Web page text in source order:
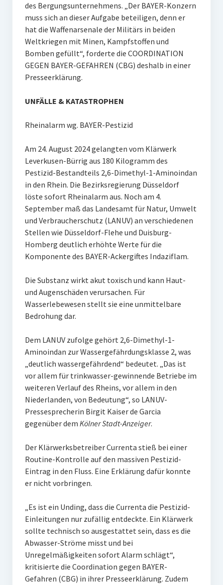
des Bergungsunternehmens. „Der BAYER-Konzern
muss sich an dieser Aufgabe beteiligen, denn er
hat die Waffenarsenale der Militärs in beiden
Weltkriegen mit Minen, Kampfstoffen und
Bomben gefüllt“, forderte die COORDINATION
GEGEN BAYER-GEFAHREN (CBG) deshalb in einer
Presseerklärung.
UNFÄLLE & KATASTROPHEN
Rheinalarm wg. BAYER-Pestizid
Am 24. August 2024 gelangten vom Klärwerk
Leverkusen-Bürrig aus 180 Kilogramm des
Pestizid-Bestandteils 2,6-Dimethyl-1-Aminoindan
in den Rhein. Die Bezirksregierung Düsseldorf
löste sofort Rheinalarm aus. Noch am 4.
September maß das Landesamt für Natur, Umwelt
und Verbraucherschutz (LANUV) an verschiedenen
Stellen wie Düsseldorf-Flehe und Duisburg-
Homberg deutlich erhöhte Werte für die
Komponente des BAYER-Ackergiftes Indaziflam.
Die Substanz wirkt akut toxisch und kann Haut-
und Augenschäden verursachen. Für
Wasserlebewesen stellt sie eine unmittelbare
Bedrohung dar.
Dem LANUV zufolge gehört 2,6-Dimethyl-1-
Aminoindan zur Wassergefährdungsklasse 2, was
„deutlich wassergefährdend“ bedeutet. „Das ist
vor allem für trinkwasser-gewinnende Betriebe im
weiteren Verlauf des Rheins, vor allem in den
Niederlanden, von Bedeutung“, so LANUV-
Pressesprecherin Birgit Kaiser de Garcia
gegenüber dem Kölner Stadt-Anzeiger.
Der Klärwerksbetreiber Currenta stieß bei einer
Routine-Kontrolle auf den massiven Pestizid-
Eintrag in den Fluss. Eine Erklärung dafür konnte
er nicht vorbringen.
„Es ist ein Unding, dass die Currenta die Pestizid-
Einleitungen nur zufällig entdeckte. Ein Klärwerk
sollte technisch so ausgestattet sein, dass es die
Abwasser-Ströme misst und bei
Unregelmäßigkeiten sofort Alarm schlägt“,
kritisierte die Coordination gegen BAYER-
Gefahren (CBG) in ihrer Presseerklärung. Zudem